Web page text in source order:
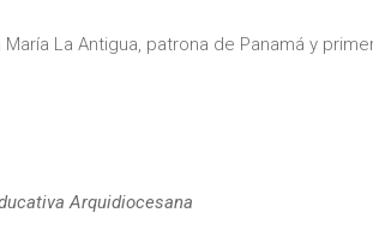
María La Antigua, patrona de Panamá y
Arquidiocesana